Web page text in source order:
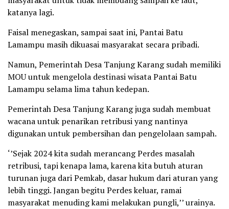
katanya lagi.
Faisal menegaskan, sampai saat ini, Pantai Batu
Lamampu masih dikuasai masyarakat secara pribadi.
Namun, Pemerintah Desa Tanjung Karang sudah memiliki
MOU untuk mengelola destinasi wisata Pantai Batu
Lamampu selama lima tahun kedepan.
Pemerintah Desa Tanjung Karang juga sudah membuat
wacana untuk penarikan retribusi yang nantinya
digunakan untuk pembersihan dan pengelolaan sampah.
‘’Sejak 2024 kita sudah merancang Perdes masalah
retribusi, tapi kenapa lama, karena kita butuh aturan
turunan juga dari Pemkab, dasar hukum dari aturan yang
lebih tinggi. Jangan begitu Perdes keluar, ramai
masyarakat menuding kami melakukan pungli,’’ urainya.